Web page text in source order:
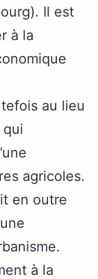
Il est
à la
au lieu
qui
agricoles.
en outre
à la